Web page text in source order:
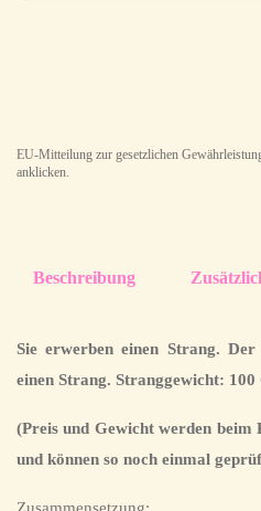
EU-Mitteilung zur gesetzlichen
anklicken.
Beschreibung
Sie erwerben einen Strang.
einen Strang. Stranggewicht:
(Preis und Gewicht werden
und können so noch einmal
Zusammensetzung: